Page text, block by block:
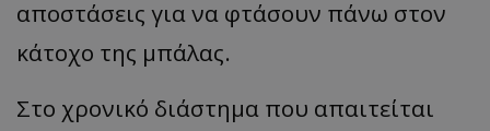
αποστάσεις για να φτάσουν πάνω στον
κάτοχο της μπάλας.
Στο χρονικό διάστημα που απαιτείται